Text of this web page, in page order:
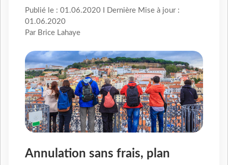
Publié le : 01.06.2020 I Dernière Mise à jour :
01.06.2020
Par Brice Lahaye
Annulation sans frais, plan